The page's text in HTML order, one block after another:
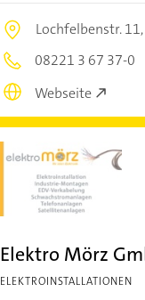
Lochfelbenstr. 11,
08221 3 67 37-0
Webseite
Elektro Mörz
ELEKTROINSTALLATIONEN